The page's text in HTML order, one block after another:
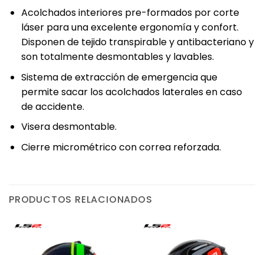
Acolchados interiores pre-formados por corte
láser para una excelente ergonomía y confort.
Disponen de tejido transpirable y antibacteriano y
son totalmente desmontables y lavables.
Sistema de extracción de emergencia que
permite sacar los acolchados laterales en caso
de accidente.
Visera desmontable.
Cierre micrométrico con correa reforzada.
PRODUCTOS RELACIONADOS